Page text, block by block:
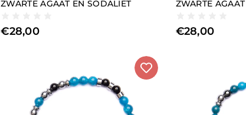
ZWARTE AGAAT EN SODALIET
€28,00
ZWARTE
€28,00